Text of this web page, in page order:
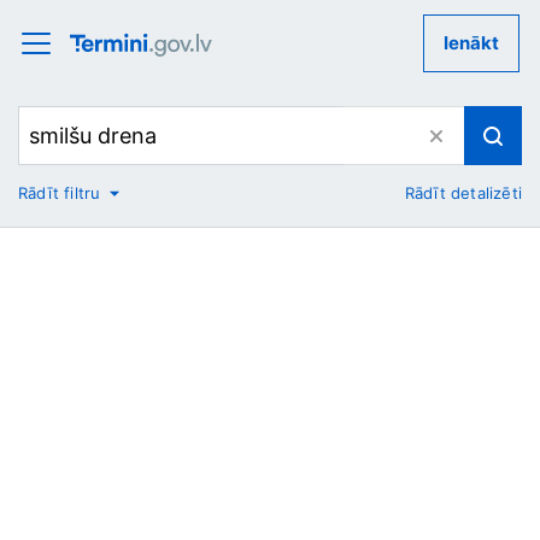
Ienākt
No
Rādīt filtru Rādīt detalizēti